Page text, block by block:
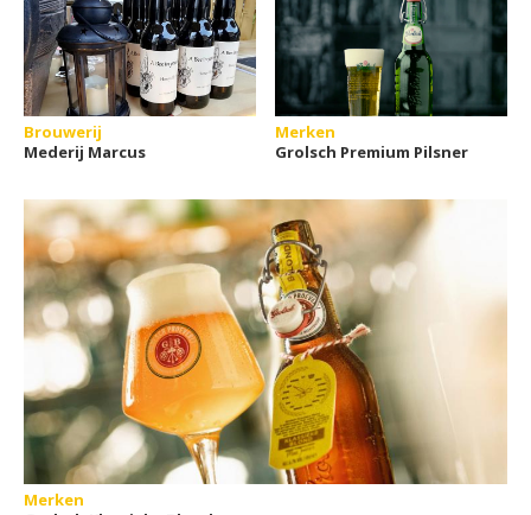
Brouwerij
Mederij Marcus
Merken
Grolsch Premium Pilsner
Merken